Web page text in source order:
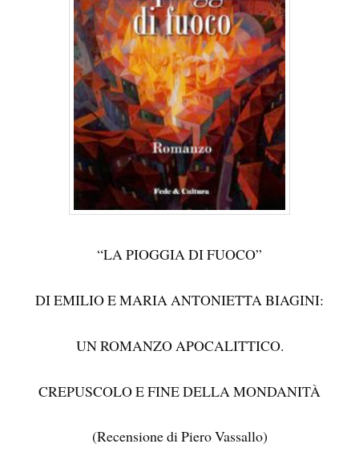
“LA PIOGGIA DI FUOCO”
DI EMILIO E MARIA ANTONIETTA BIAGINI:
UN ROMANZO APOCALITTICO.
CREPUSCOLO E FINE DELLA MONDANITÀ
(Recensione di Piero Vassallo)